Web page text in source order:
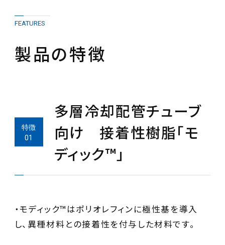
FEATURES
製品の特徴
多層冷却配管チューブ
向け 接着性樹脂「モ
ディック™」
・モディック™はポリオレフィンに極性基を導入
し、異種材料との接着性を付与した材料です。